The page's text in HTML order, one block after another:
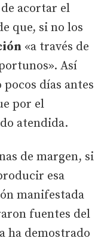
acortar el
que, si no los
«a través de
Así
días antes
por el
atendida.
de margen, si
esa
manifestada
fuentes del
ha demostrado